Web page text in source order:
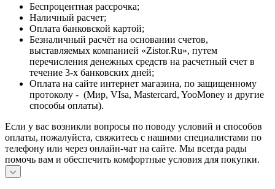
Беспроцентная рассрочка;
Наличный расчет;
Оплата банковской картой;
Безналичный расчёт на основании счетов,
выставляемых компанией «Zistor.Ru», путем
перечисления денежных средств на расчетный счет в
течение 3-х банковских дней;
Оплата на сайте интернет магазина, по защищенному
протоколу - (Мир, VIsa, Mastercard, YooMoney и другие
способы оплаты).
Если у вас возникли вопросы по поводу условий и способов
оплаты, пожалуйста, свяжитесь с нашими специалистами по
телефону или через онлайн-чат на сайте. Мы всегда рады
помочь вам и обеспечить комфортные условия для покупки.